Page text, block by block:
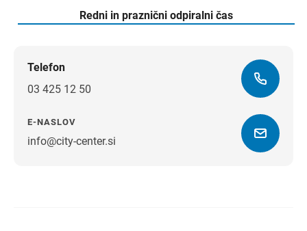
Redni in praznični odpiralni čas
Telefon
03 425 12 50
E-NASLOV
info@city-center.si